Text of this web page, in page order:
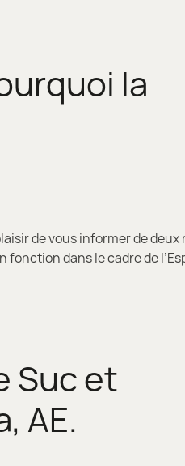
la
de vous informer de
dans le cadre de
Suc et
AE.